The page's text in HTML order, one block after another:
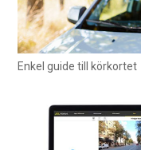
Enkel guide till körkortet